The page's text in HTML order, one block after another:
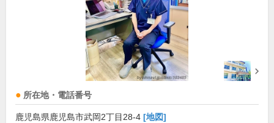
所在地・電話番号
鹿児島県鹿児島市武岡2丁目28-4 [地図]